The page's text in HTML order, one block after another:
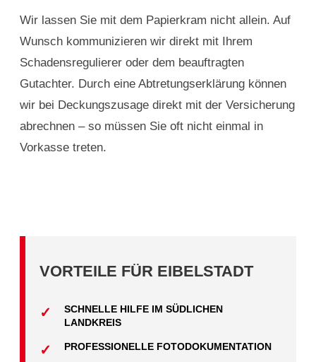
Wir lassen Sie mit dem Papierkram nicht allein. Auf
Wunsch kommunizieren wir direkt mit Ihrem
Schadensregulierer oder dem beauftragten
Gutachter. Durch eine Abtretungserklärung können
wir bei Deckungszusage direkt mit der Versicherung
abrechnen – so müssen Sie oft nicht einmal in
Vorkasse treten.
VORTEILE FÜR EIBELSTADT
SCHNELLE HILFE IM SÜDLICHEN
LANDKREIS
PROFESSIONELLE FOTODOKUMENTATION